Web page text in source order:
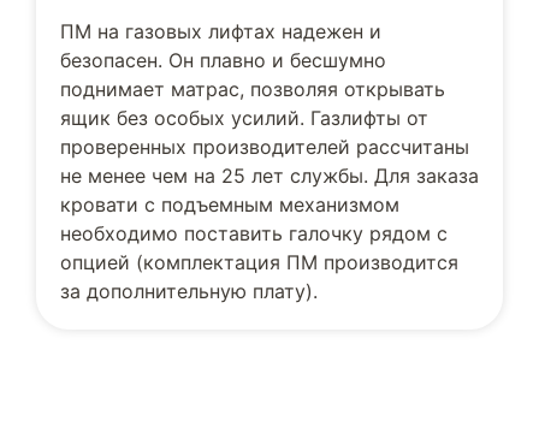
ПМ на газовых лифтах надежен и
безопасен. Он плавно и бесшумно
поднимает матрас, позволяя открывать
ящик без особых усилий. Газлифты от
проверенных производителей рассчитаны
не менее чем на 25 лет службы. Для заказа
кровати с подъемным механизмом
необходимо поставить галочку рядом с
опцией (комплектация ПМ производится
за дополнительную плату).